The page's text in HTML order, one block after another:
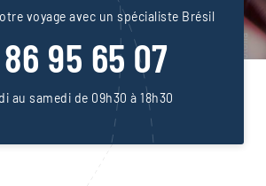
voyage avec un spécialiste Brésil
95 65 07
au samedi de 09h30 à 18h30